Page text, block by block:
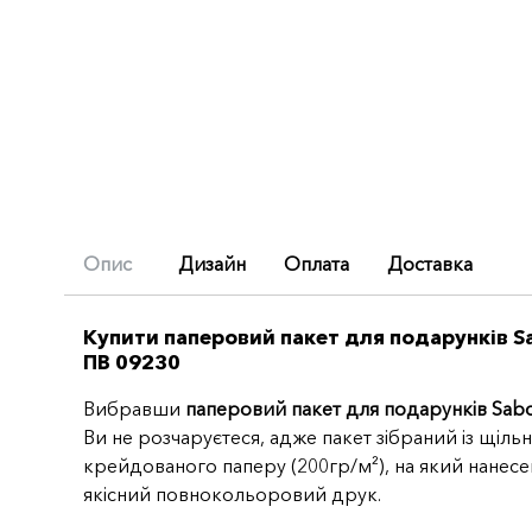
Опис
(active
Дизайн Оплата Доставка
Купити паперовий пакет для подарунків
ПВ 09230
Вибравши паперовий пакет для подарунків
Ви не розчаруєтеся, адже пакет зібраний із
крейдованого паперу (200гр/м²), на який
якісний повнокольоровий друк.